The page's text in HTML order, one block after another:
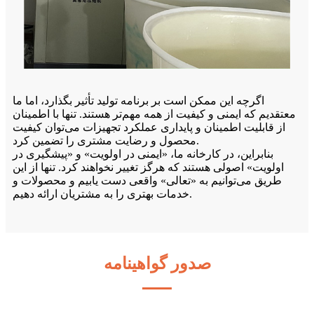
اگرچه این ممکن است بر برنامه تولید تأثیر بگذارد، اما ما
معتقدیم که ایمنی و کیفیت از همه مهم‌تر هستند. تنها با اطمینان
از قابلیت اطمینان و پایداری عملکرد تجهیزات می‌توان کیفیت
محصول و رضایت مشتری را تضمین کرد.
بنابراین، در کارخانه ما، «ایمنی در اولویت» و «پیشگیری در
اولویت» اصولی هستند که هرگز تغییر نخواهند کرد. تنها از این
طریق می‌توانیم به «تعالی» واقعی دست یابیم و محصولات و
خدمات بهتری را به مشتریان ارائه دهیم.
صدور گواهینامه